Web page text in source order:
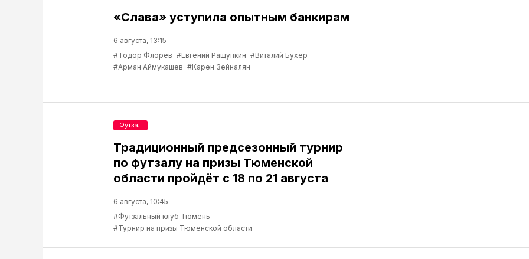
«Слава» уступила опытным банкирам
6 августа, 13:15
#Тодор Флорев #Евгений Ращупкин #Виталий Бухер
#Арман Аймукашев #Карен Зейналян
Традиционный предсезонный турнир
по футзалу на призы Тюменской
области пройдёт с 18 по 21 августа
6 августа, 10:45
#Футзальный клуб Тюмень
#Турнир на призы Тюменской области
Футзал